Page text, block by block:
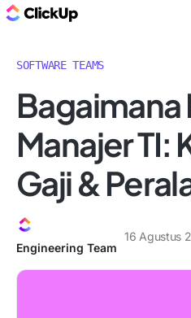
SOFTWARE TEAMS
Bagaimana
Manajer TI:
Gaji &
Engineering Team
16 Agustus